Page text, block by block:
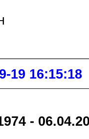
19 16:15:18
-